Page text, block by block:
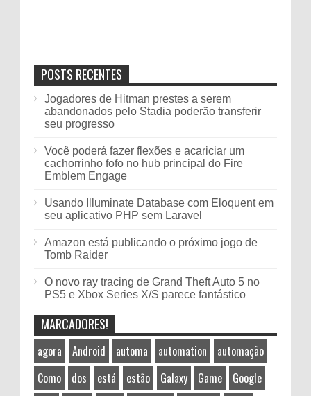
POSTS RECENTES
Jogadores de Hitman prestes a serem
abandonados pelo Stadia poderão transferir
seu progresso
Você poderá fazer flexões e acariciar um
cachorrinho fofo no hub principal do Fire
Emblem Engage
Usando Illuminate Database com Eloquent em
seu aplicativo PHP sem Laravel
Amazon está publicando o próximo jogo de
Tomb Raider
O novo ray tracing de Grand Theft Auto 5 no
PS5 e Xbox Series X/S parece fantástico
MARCADORES!
agora Android automa automation
automação
Como
dos está estão Galaxy Game
Google